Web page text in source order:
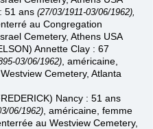
51 ans (27/03/1911-03/06/1962),
au Congregation
Cemetery, Athens USA
Annette Clay : 67
-03/06/1962) , américaine,
Westview Cemetery, Atlanta
Nancy : 51 ans
06/1962) , américaine, femme
au Westview Cemetery,